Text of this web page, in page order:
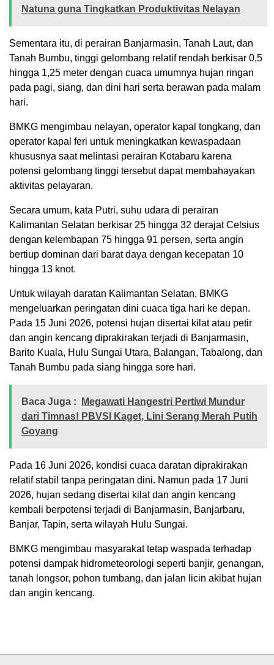
Natuna guna Tingkatkan Produktivitas Nelayan
Sementara itu, di perairan Banjarmasin, Tanah Laut, dan
Tanah Bumbu, tinggi gelombang relatif rendah berkisar 0,5
hingga 1,25 meter dengan cuaca umumnya hujan ringan
pada pagi, siang, dan dini hari serta berawan pada malam
hari.
BMKG mengimbau nelayan, operator kapal tongkang, dan
operator kapal feri untuk meningkatkan kewaspadaan
khususnya saat melintasi perairan Kotabaru karena
potensi gelombang tinggi tersebut dapat membahayakan
aktivitas pelayaran.
Secara umum, kata Putri, suhu udara di perairan
Kalimantan Selatan berkisar 25 hingga 32 derajat Celsius
dengan kelembapan 75 hingga 91 persen, serta angin
bertiup dominan dari barat daya dengan kecepatan 10
hingga 13 knot.
Untuk wilayah daratan Kalimantan Selatan, BMKG
mengeluarkan peringatan dini cuaca tiga hari ke depan.
Pada 15 Juni 2026, potensi hujan disertai kilat atau petir
dan angin kencang diprakirakan terjadi di Banjarmasin,
Barito Kuala, Hulu Sungai Utara, Balangan, Tabalong, dan
Tanah Bumbu pada siang hingga sore hari.
Baca Juga :
Megawati Hangestri Pertiwi Mundur
dari Timnas! PBVSI Kaget, Lini Serang Merah Putih
Goyang
Pada 16 Juni 2026, kondisi cuaca daratan diprakirakan
relatif stabil tanpa peringatan dini. Namun pada 17 Juni
2026, hujan sedang disertai kilat dan angin kencang
kembali berpotensi terjadi di Banjarmasin, Banjarbaru,
Banjar, Tapin, serta wilayah Hulu Sungai.
BMKG mengimbau masyarakat tetap waspada terhadap
potensi dampak hidrometeorologi seperti banjir, genangan,
tanah longsor, pohon tumbang, dan jalan licin akibat hujan
dan angin kencang.